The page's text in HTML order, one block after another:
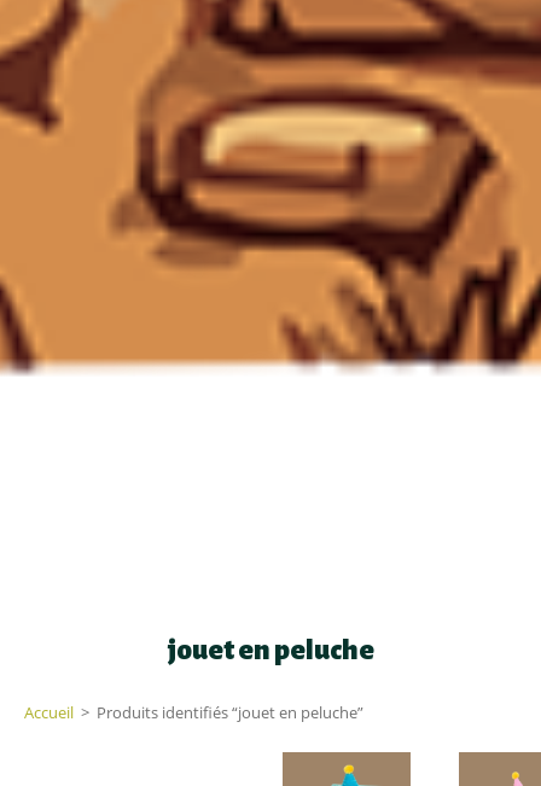
jouet en peluche
Accueil > Produits identifiés “jouet en peluche”